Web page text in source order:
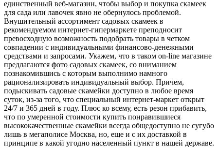
единственный веб-магазин, чтобы выбор и покупка скамеек
для сада или лавочек явно не обернулось проблемой.
Внушительный ассортимент садовых скамеек в
рекомендуемом интернет-гипермаркете преподносит
превосходную возможность подобрать товары в четком
совпадении с индивидуальными финансово-денежными
средствами и запросами. Укажем, что в таком on-line магазине
предлагаются фото садовых скамеек, со вниманием
познакомившись с которым выполнимо намного
рационализировать индивидуальный выбор. Причем,
подыскивать садовые скамейки доступно в любое время
суток, из-за того, что специальный интернет-маркет открыт
24/7 и 365 дней в году. Плюс ко всему, есть резон прибавить,
что по умеренной стоимости купить понравившиеся
высококачественные скамейки всегда общедоступно не сугубо
лишь в мегаполисе Москва, но, еще и с их доставкой в
принципе в какой угодно населенный пункт в нашей державе.